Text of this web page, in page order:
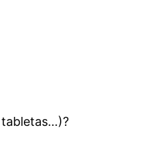
tabletas…)?